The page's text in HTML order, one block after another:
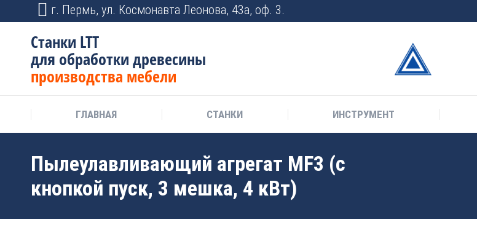
г. Пермь, ул. Космонавта Леонова, 43а, оф. 3.
Станки LTT
для обработки древесины
производства мебели
ГЛАВНАЯ СТАНКИ ИНСТРУМЕНТ
Пылеулавливающий агрегат MF3 (с
кнопкой пуск, 3 мешка, 4 кВт)